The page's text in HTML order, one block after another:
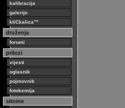
kalibracija
galerije
kliCkalica™
druženja
forumi
prilozi
vijesti
oglasnik
pojmovnik
fotokemija
sitnine